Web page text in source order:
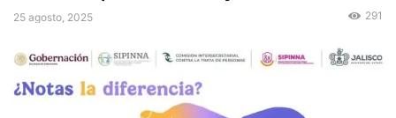
25 agosto, 2025 291